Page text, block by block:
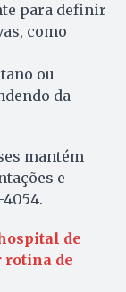
para definir
como
ou
da
mantém
e
de
rotina de